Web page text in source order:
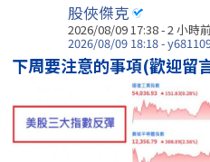
股俠傑克
2026/08/09 17:38 -2 小時前
2026/08/09 18:18 -
下周要注意的事項(歡迎留